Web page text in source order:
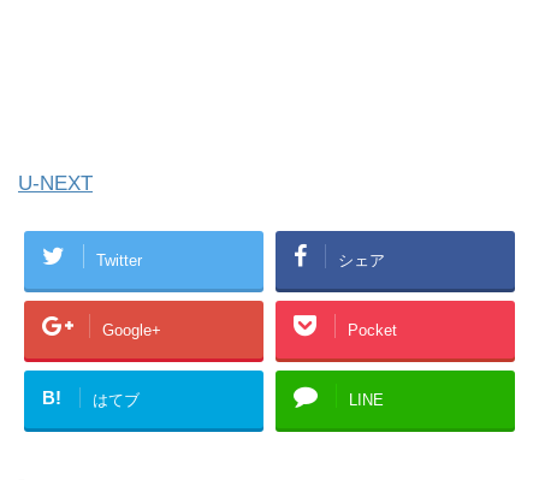
U-NEXT
Twitter シェア
Google+ Pocket
B! はてブ LINE